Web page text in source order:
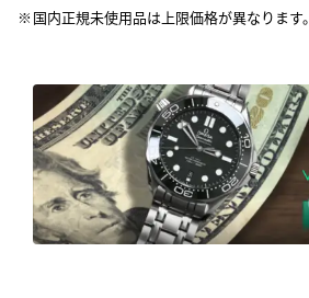
国内正規未使用品は上限価格が異なります。